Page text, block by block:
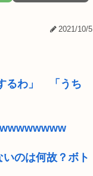
2021/10/5
るわ」 「うち
のは何故？ボト